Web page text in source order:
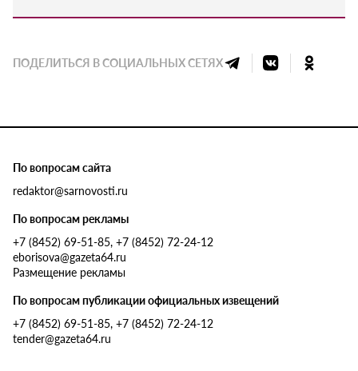
ПОДЕЛИТЬСЯ В СОЦИАЛЬНЫХ СЕТЯХ
По вопросам сайта
redaktor@sarnovosti.ru
По вопросам рекламы
+7 (8452) 69-51-85, +7 (8452) 72-24-12
eborisova@gazeta64.ru
Размещение рекламы
По вопросам публикации официальных извещений
+7 (8452) 69-51-85, +7 (8452) 72-24-12
tender@gazeta64.ru